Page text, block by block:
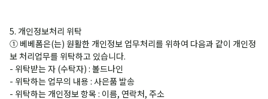
5. 개인정보처리 위탁
① 베베폼은(는) 원활한 개인정보 업무처리를 위하여 다음과 같이 개인정
보 처리업무를 위탁하고 있습니다.
- 위탁받는 자 (수탁자) : 볼드나인
- 위탁하는 업무의 내용 : 사은품 발송
- 위탁하는 개인정보 항목 : 이름, 연락처, 주소